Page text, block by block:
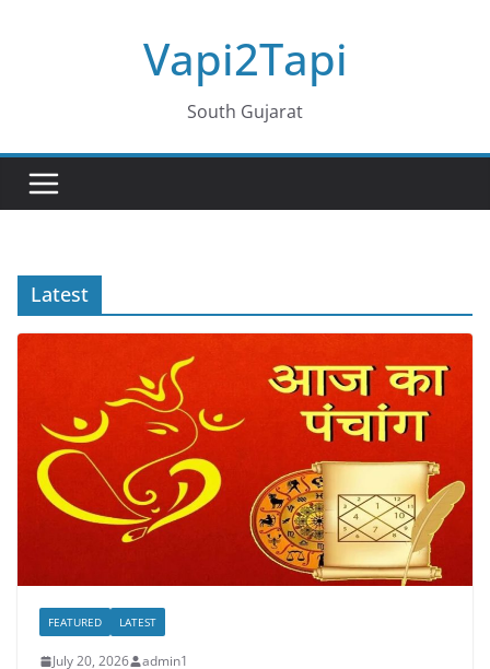
Vapi2Tapi
South Gujarat
Latest
FEATURED LATEST
July 20, 2026 admin1